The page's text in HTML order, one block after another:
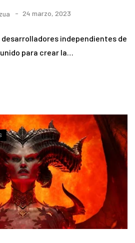
24 marzo, 2023
desarrolladores independientes de
para crear la…